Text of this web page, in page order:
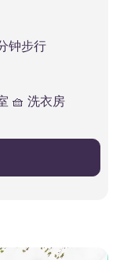
钟步行
🧺 洗衣房